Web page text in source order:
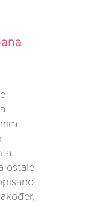
ostale